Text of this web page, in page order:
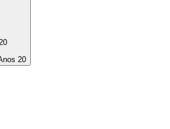
20